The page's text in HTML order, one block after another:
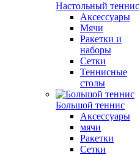
Настольный теннис
Аксессуары
Мячи
Ракетки и
наборы
Сетки
Теннисные
столы
Большой теннис
Аксессуары
мячи
Ракетки
Сетки